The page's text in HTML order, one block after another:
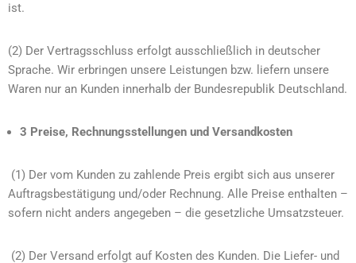
ist.
(2) Der Vertragsschluss erfolgt ausschließlich in deutscher
Sprache. Wir erbringen unsere Leistungen bzw. liefern unsere
Waren nur an Kunden innerhalb der Bundesrepublik Deutschland.
3 Preise, Rechnungsstellungen und Versandkosten
(1) Der vom Kunden zu zahlende Preis ergibt sich aus unserer
Auftragsbestätigung und/oder Rechnung. Alle Preise enthalten –
sofern nicht anders angegeben – die gesetzliche Umsatzsteuer.
(2) Der Versand erfolgt auf Kosten des Kunden. Die Liefer- und